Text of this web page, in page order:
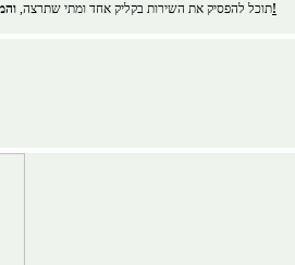
תוכל להפסיק את השירות בקליק אחד ומתי שתרצה,בהבטחה!